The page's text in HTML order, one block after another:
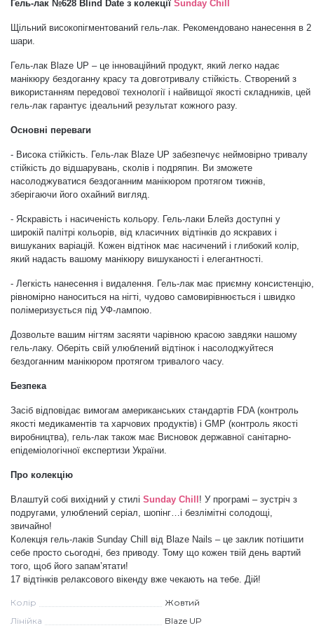
Дезінфекція та стерилізація
Декор для нігтів
Трикутники (каміфубукі)
Наклейки гнучкі лінії
Наліпки гнучкі лінії
Втирки
Бульонки
Блискітки (пісок для нігтів)
Блискітки для нігтів
Меланж (цукровий ефект)
Каміфубукі (конфетті)
Слюда
Брокат
Інші прикраси
Фарби для розпису
Навчання
Гель-лак №628 Blind Date з колекції Sunday Chill
Щільний високопігментований гель-лак. Рекомендовано нанесення в 2
шари.
Гель-лак Blaze UP – це інноваційний продукт, який легко надає
манікюру бездоганну красу та довготривалу стійкість. Створений з
використанням передової технології і найвищої якості складників, цей
гель-лак гарантує ідеальний результат кожного разу.
Основні переваги
- Висока стійкість. Гель-лак Blaze UP забезпечує неймовірно тривалу
стійкість до відшарувань, сколів і подряпин. Ви зможете
насолоджуватися бездоганним манікюром протягом тижнів,
зберігаючи його охайний вигляд.
- Яскравість і насиченість кольору. Гель-лаки Блейз доступні у
широкій палітрі кольорів, від класичних відтінків до яскравих і
вишуканих варіацій. Кожен відтінок має насичений і глибокий колір,
який надасть вашому манікюру вишуканості і елегантності.
- Легкість нанесення і видалення. Гель-лак має приємну консистенцію,
рівномірно наноситься на нігті, чудово самовирівнюється і швидко
полімеризується під УФ-лампою.
Дозвольте вашим нігтям засяяти чарівною красою завдяки нашому
гель-лаку. Оберіть свій улюблений відтінок і насолоджуйтеся
бездоганним манікюром протягом тривалого часу.
Безпека
Засіб відповідає вимогам американських стандартів FDA (контроль
якості медикаментів та харчових продуктів) і GMP (контроль якості
виробництва), гель-лак також має Висновок державної санітарно-
епідеміологічної експертизи України.
Про колекцію
Влаштуй собі вихідний у стилі Sunday Chill ! У програмі – зустріч з
подругами, улюблений серіал, шопінг…і безлімітні солодощі,
звичайно!
Колекція гель-лаків Sunday Chill від Blaze Nails – це заклик потішити
себе просто сьогодні, без приводу. Тому що кожен твій день вартий
того, щоб його запам’ятати!
17 відтінків релаксового вікенду вже чекають на тебе. Дій!
Колір
Жовтий
Лінійка
Blaze UP